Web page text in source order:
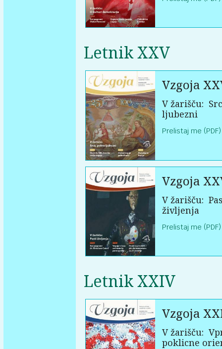
Letnik XXV
Vzgoja
V žarišču:
ljubezni
Prelistaj me (PDF)
Vzgoja
V žarišču:
življenja
Prelistaj me (PDF)
Letnik XXIV
Vzgoja
V žarišču:
poklicne